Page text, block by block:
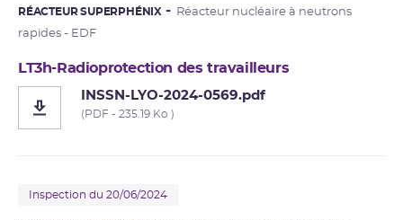
RÉACTEUR SUPERPHÉNIX
Réacteur nucléaire à neutrons
rapides - EDF
LT3h-Radioprotection des travailleurs
INSSN-LYO-2024-0569.pdf
(PDF - 235.19 Ko )
Inspection du 20/06/2024